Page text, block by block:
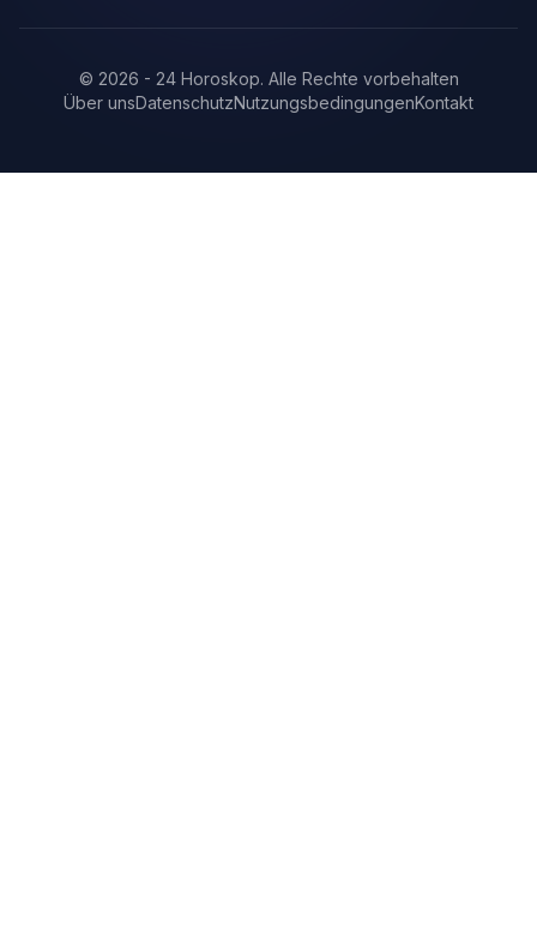
© 2026 - 24 Horoskop. Alle Rechte vorbehalten
Über unsDatenschutzNutzungsbedingungenKontakt